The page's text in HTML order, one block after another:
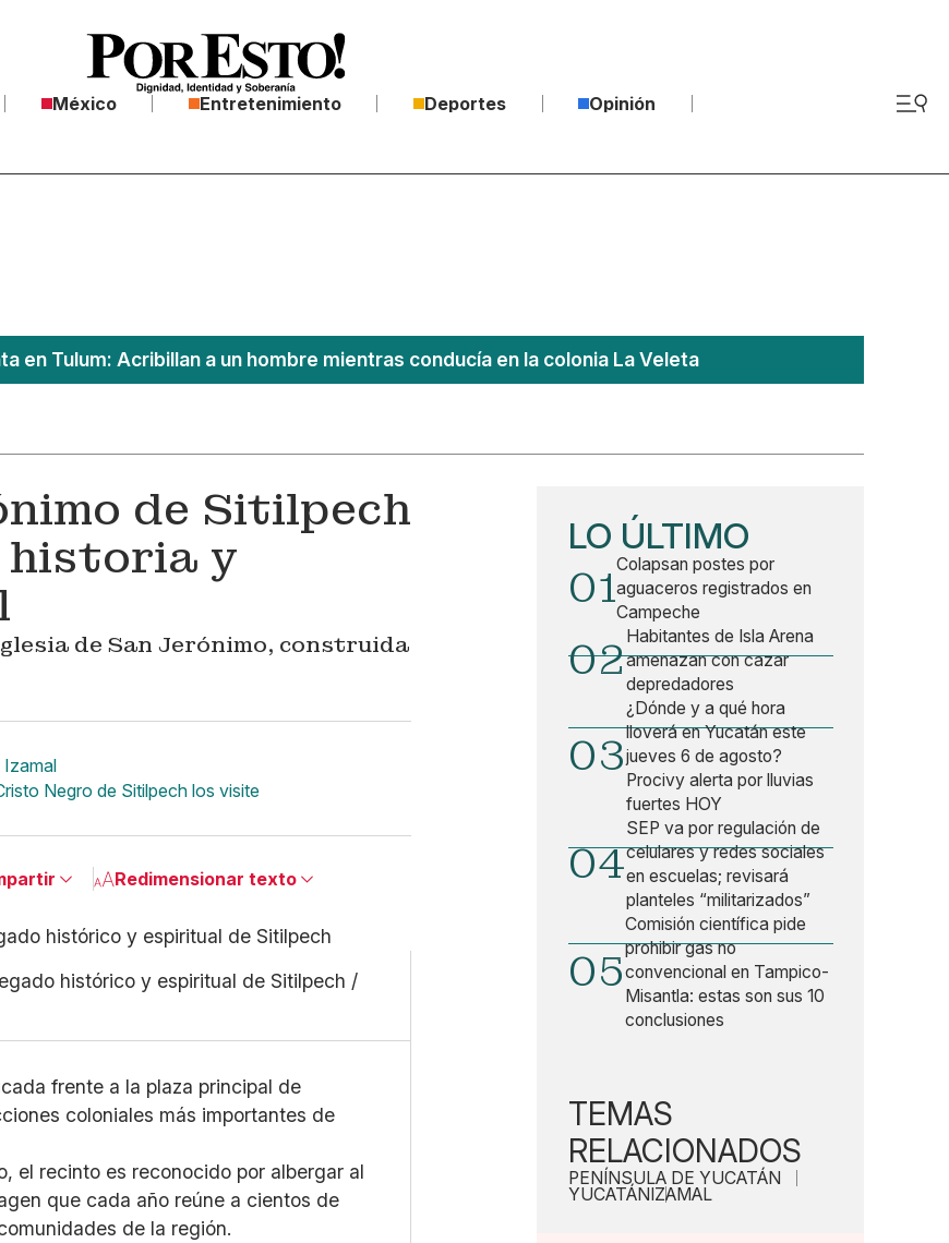
México Entretenimiento Deportes Opinión
en Tulum: Acribillan a un hombre mientras conducía en la colonia La Veleta
de Sitilpech
historia y
de San Jerónimo, construida
Izamal
Negro de Sitilpech los visite
enlace
Redimensionar texto
Pequeño
Grande
histórico y espiritual de Sitilpech /
frente a la plaza principal de
coloniales más importantes de
el recinto es reconocido por albergar al
que cada año reúne a cientos de
de la región.
LO ÚLTIMO
01Colapsan postes por
aguaceros registrados en
Campeche
02Habitantes de Isla Arena
amenazan con cazar
depredadores
03
¿Dónde y a qué hora
lloverá en Yucatán este
jueves 6 de agosto?
Procivy alerta por lluvias
fuertes HOY
04
SEP va por regulación de
celulares y redes sociales
en escuelas; revisará
planteles “militarizados”
05
Comisión científica pide
prohibir gas no
convencional en Tampico-
Misantla: estas son sus 10
conclusiones
TEMAS
RELACIONADOS
PENÍNSULA DE YUCATÁN
YUCATÁNIZAMAL